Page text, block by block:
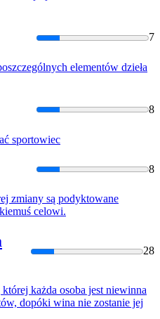
7
elementów dzieła
8
sportowiec
8
zmiany są podyktowane
celowi.
28
każda osoba jest niewinna
dopóki wina nie zostanie jej